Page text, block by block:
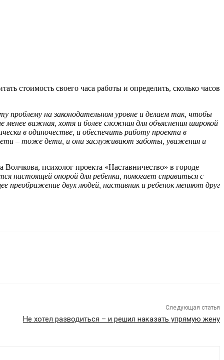
стоимость своего часа работы и определить, сколько часов
проблему на законодательном уровне и делаем так, чтобы
менее важная, хотя и более сложная для объяснения широкой
в одиночестве, и обеспечить работу проекта в
– тоже дети, и они заслуживают заботы, уважения и
Волчкова, психолог проекта «Наставничество» в городе
настоящей опорой для ребенка, помогает справиться с
двух людей, наставник и ребенок меняют друг
Следующая статья
Не хотел разводиться – и решил наказать упрямую жену